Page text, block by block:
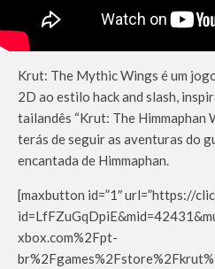
Krut: The Mythic Wings é um
2D ao estilo hack and slash,
tailandês “Krut: The Himmaphan
terás de seguir as aventuras do
encantada de Himmaphan.
[maxbutton id=”1″ url=”https://
xbox.com%2Fpt-